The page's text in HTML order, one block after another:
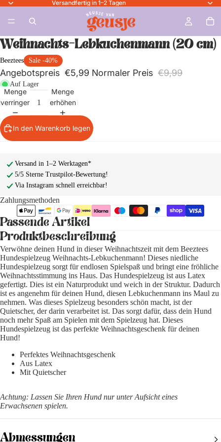
Versandfertig in 1–2 Tagen
Weihnachts-Lebkuchenmann (20 cm)
Beeztees Sale -40%
Angebotspreis €5,99 Normaler Preis €9,99
Auf Lager
Menge
verringern
Menge
erhöhen
In den Warenkorb legen
Versand in 1–2 Werktagen*
5/5 Sterne Trustpilot-Bewertung!
Via Instagram schnell erreichbar!
Zahlungsmethoden
Passende Artikel
Produktbeschreibung
Verwöhne deinen Hund in dieser Weihnachtszeit mit dem Beeztees
Hundespielzeug Weihnachts-Lebkuchenmann! Dieses niedliche
Hundespielzeug sorgt für endlosen Spielspaß und bringt eine fröhliche
Weihnachtsstimmung ins Haus. Das Hundespielzeug ist aus Latex
gefertigt. Dies ist ein Naturprodukt und weich in der Struktur. Dadurch
ist es angenehm für deinen Hund, diesen Lebkuchenmann ins Maul zu
nehmen. Was dieses Spielzeug besonders schön macht, ist der
Quietscher, der darin verarbeitet ist. Das sorgt dafür, dass dein Hund
noch mehr Spaß am Spielen mit dem Spielzeug hat. Dieses
Hundespielzeug ist das perfekte Weihnachtsgeschenk für deinen
Hund!
Perfektes Weihnachtsgeschenk
Aus Latex
Mit Quietscher
Achtung: Lassen Sie Ihren Hund nur unter Aufsicht eines
Erwachsenen spielen.
Abmessungen